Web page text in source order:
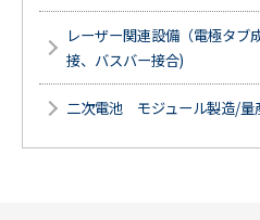
レーザー関連設備（電極タ
接、バスバー接合)
二次電池 モジュール製造/量